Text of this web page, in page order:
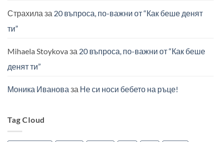
Страхила за 20 въпроса, по-важни от “Как беше денят
ти”
Mihaela Stoykova за 20 въпроса, по-важни от “Как беше
денят ти”
Моника Иванова за Не си носи бебето на ръце!
Tag Cloud